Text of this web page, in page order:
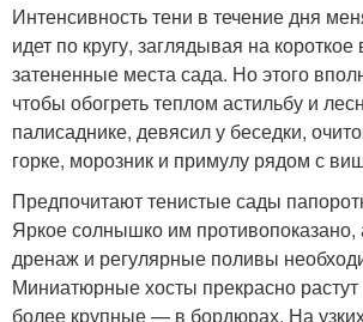
Интенсивность тени в течение дня
идет по кругу, заглядывая на
затененные места сада. Но этого
чтобы обогреть теплом астильбу и
палисаднике, девясил у беседки,
горке, морозник и примулу рядом с
Предпочитают тенистые сады
Яркое солнышко им
дренаж и регулярные поливы
Миниатюрные хосты прекрасно растут
более крупные — в бордюрах. На